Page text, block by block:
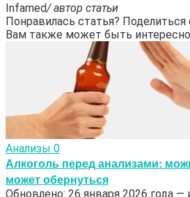
Infamed/ автор статьи
Понравилась статья? Поделиться
Вам также может быть интересно
Анализы 0
Алкоголь перед анализами:
может обернуться
Обновлено: 26 января 2026 года